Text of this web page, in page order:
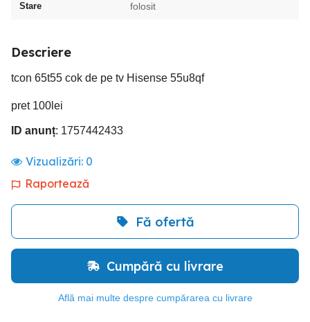
Stare folosit
Descriere
tcon 65t55 cok de pe tv Hisense 55u8qf
pret 100lei
ID anunț: 1757442433
Vizualizări: 0
Raportează
Fă ofertă
Cumpără cu livrare
Află mai multe despre cumpărarea cu livrare